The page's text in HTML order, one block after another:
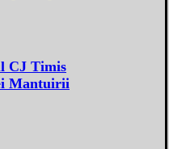
CJ Timis
Mantuirii